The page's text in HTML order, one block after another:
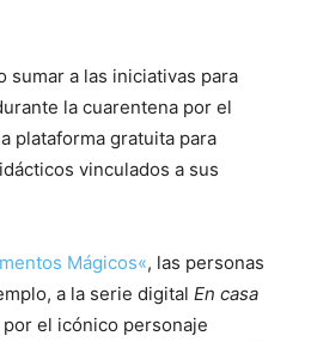
sumar a las iniciativas para
la cuarentena por el
plataforma gratuita para
vinculados a sus
Mágicos«, las personas
a la serie digital En casa
el icónico personaje